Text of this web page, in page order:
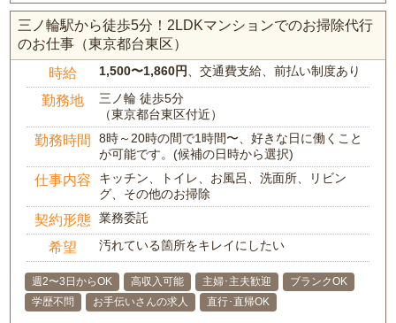
三ノ輪駅から徒歩5分！2LDKマンションでのお掃除代行
のお仕事（東京都台東区）
時給 1,500〜1,860円 、交通費支給、前払い制度あり
勤務地
三ノ輪 徒歩5分
（東京都台東区付近）
勤務時間
8時～20時の間で1時間〜、好きな日に働くこと
が可能です。(候補の日時から選択)
仕事内容
キッチン、トイレ、お風呂、洗面所、リビン
グ、その他のお掃除
契約形態 業務委託
希望 汚れている箇所をキレイにしたい
週2〜3日からOK 高収入可能 主婦･主夫歓迎
ブランクOK
学歴不問
お手伝いさんの求人 直行･直帰OK